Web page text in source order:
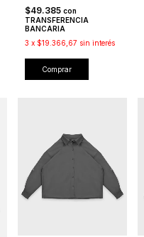
$49.385 con
TRANSFERENCIA
BANCARIA
3 x $19.366,67 sin interés
Comprar